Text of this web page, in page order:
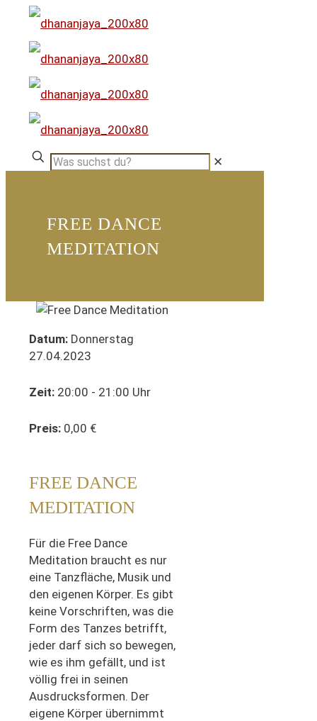
✕
FREE DANCE
MEDITATION
Datum: Donnerstag
27.04.2023
Zeit: 20:00 - 21:00 Uhr
Preis: 0,00 €
FREE DANCE
MEDITATION
Für die Free Dance
Meditation braucht es nur
eine Tanzfläche, Musik und
den eigenen Körper. Es gibt
keine Vorschriften, was die
Form des Tanzes betrifft,
jeder darf sich so bewegen,
wie es ihm gefällt, und ist
völlig frei in seinen
Ausdrucksformen. Der
eigene Körper übernimmt